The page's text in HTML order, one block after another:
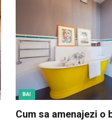
BAI
Cum sa amenajezi o